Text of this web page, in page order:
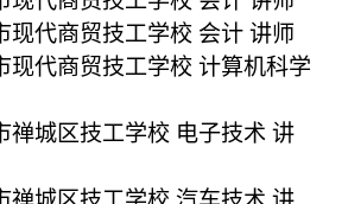
现代商贸技工学校 会计 讲师
现代商贸技工学校 计算机科学
禅城区技工学校 电子技术 讲
禅城区技工学校 汽车技术 讲